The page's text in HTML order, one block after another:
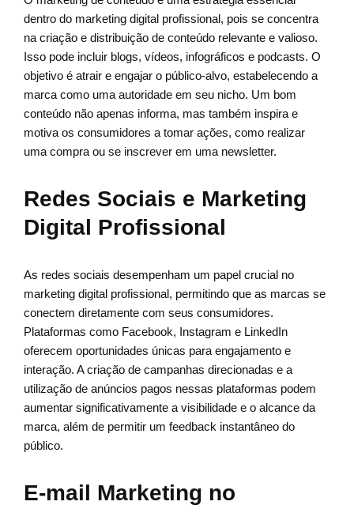
dentro do marketing digital profissional, pois se concentra
na criação e distribuição de conteúdo relevante e valioso.
Isso pode incluir blogs, vídeos, infográficos e podcasts. O
objetivo é atrair e engajar o público-alvo, estabelecendo a
marca como uma autoridade em seu nicho. Um bom
conteúdo não apenas informa, mas também inspira e
motiva os consumidores a tomar ações, como realizar
uma compra ou se inscrever em uma newsletter.
Redes Sociais e Marketing
Digital Profissional
As redes sociais desempenham um papel crucial no
marketing digital profissional, permitindo que as marcas se
conectem diretamente com seus consumidores.
Plataformas como Facebook, Instagram e LinkedIn
oferecem oportunidades únicas para engajamento e
interação. A criação de campanhas direcionadas e a
utilização de anúncios pagos nessas plataformas podem
aumentar significativamente a visibilidade e o alcance da
marca, além de permitir um feedback instantâneo do
público.
E-mail Marketing no